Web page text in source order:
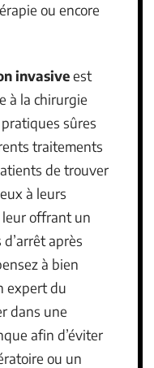
ou encore
invasiveest
à la chirurgie
sûres
traitements
de trouver
à leurs
offrant un
après
à bien
expert du
dans une
afin d’éviter
ou un